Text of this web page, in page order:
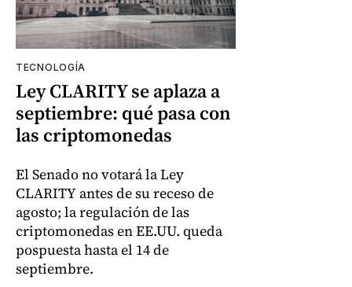
TECNOLOGÍA
Ley CLARITY se aplaza a
septiembre: qué pasa con
las criptomonedas
El Senado no votará la Ley
CLARITY antes de su receso de
agosto; la regulación de las
criptomonedas en EE.UU. queda
pospuesta hasta el 14 de
septiembre.